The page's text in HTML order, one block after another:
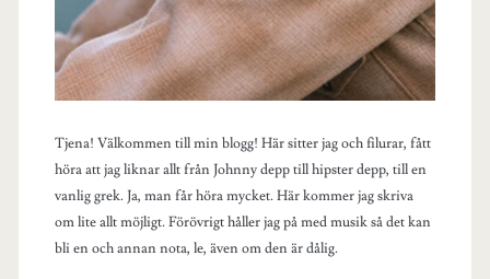
Tjena! Välkommen till min blogg! Här sitter jag och filurar, fått
höra att jag liknar allt från Johnny depp till hipster depp, till en
vanlig grek. Ja, man får höra mycket. Här kommer jag skriva
om lite allt möjligt. Förövrigt håller jag på med musik så det kan
bli en och annan nota, le, även om den är dålig.